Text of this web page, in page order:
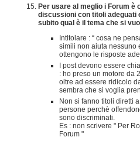
Per usare al meglio i Forum è
discussioni con titoli adeguati
subito qual è il tema che si
Intitolare : “ cosa ne
simili non aiuta nessuno
ottengono le risposte
I post devono essere
: ho preso un motore da
oltre ad essere ridicolo
sembra che si voglia
Non si fanno titoli diretti
persone perchè
sono discriminati.
Es : non scrivere " Per
Forum "